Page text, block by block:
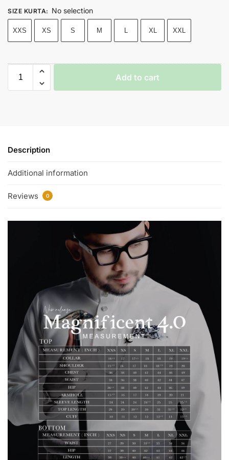
SIZE KURTA: No selection
XXS XS S M L XL XXL
Add to cart
Description
Additional information
Reviews 0